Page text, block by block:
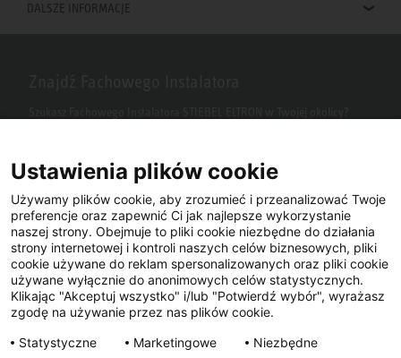
DALSZE INFORMACJE
Facebook YouTube LinkedIn
Instagram
Ustawienia plików cookie
Używamy plików cookie, aby zrozumieć i przeanalizować Twoje
preferencje oraz zapewnić Ci jak najlepsze wykorzystanie
naszej strony. Obejmuje to pliki cookie niezbędne do działania
strony internetowej i kontroli naszych celów biznesowych, pliki
cookie używane do reklam spersonalizowanych oraz pliki cookie
używane wyłącznie do anonimowych celów statystycznych.
Klikając "Akceptuj wszystko" i/lub "Potwierdź wybór", wyrażasz
zgodę na używanie przez nas plików cookie.
Statystyczne
Marketingowe Niezbędne